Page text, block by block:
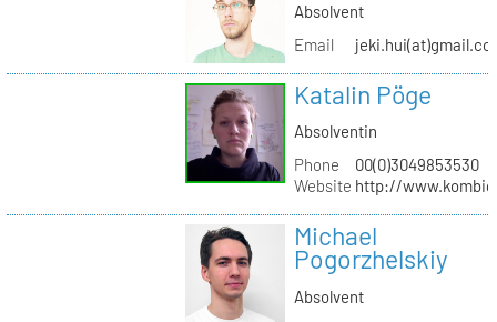
Absolvent
Email
Katalin Pöge
Absolventin
Phone
00(0)3049853530
Website http://
Michael
Pogorzhelskiy
Absolvent